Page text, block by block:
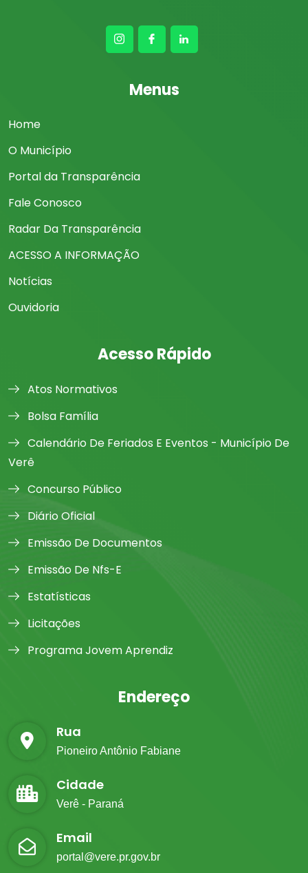
Menus
Home
O Município
Portal da Transparência
Fale Conosco
Radar Da Transparência
ACESSO A INFORMAÇÃO
Notícias
Ouvidoria
Acesso Rápido
Atos Normativos
Bolsa Família
Calendário De Feriados E Eventos - Município De
Verê
Concurso Público
Diário Oficial
Emissão De Documentos
Emissão De Nfs-E
Estatísticas
Licitações
Programa Jovem Aprendiz
Endereço
Rua
Pioneiro Antônio Fabiane
Cidade
Verê - Paraná
Email
portal@vere.pr.gov.br